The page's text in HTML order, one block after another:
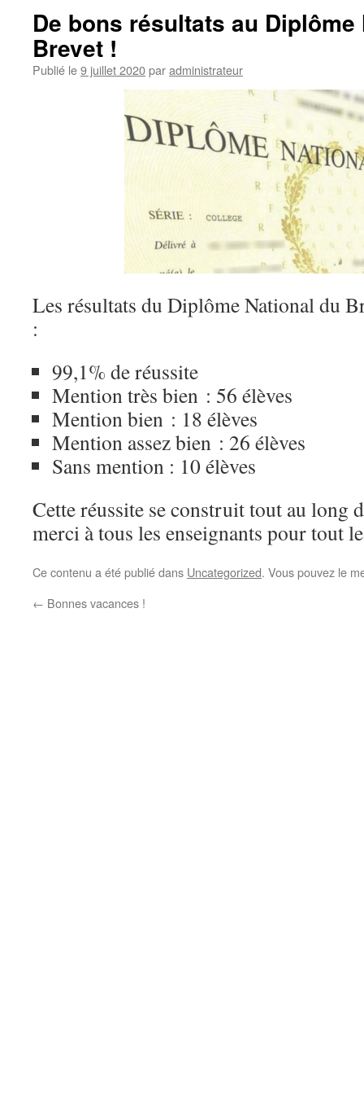
De bons résultats au
Brevet !
Publié le9 juillet 2020paradministrateur
Les résultats du Diplôme National du
:
99,1% de réussite
Mention très bien : 56 élèves
Mention bien : 18 élèves
Mention assez bien : 26 élèves
Sans mention : 10 élèves
Cette réussite se construit tout au long
merci à tous les enseignants pour tout
Ce contenu a été publié dans Uncategorized. Vous pouvez le
← Bonnes vacances !